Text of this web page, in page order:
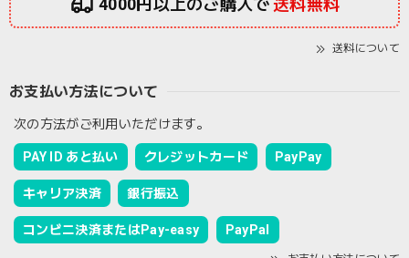
4000円以上のご購入で送料無料
送料について
お支払い方法について
次の方法がご利用いただけます。
PAY ID あと払い クレジットカード PayPay
キャリア決済 銀行振込
コンビニ決済またはPay-easy PayPal